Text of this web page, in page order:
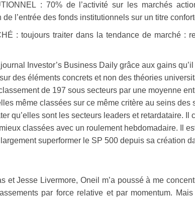
: 70% de l’activité sur les marchés
l’entrée des fonds institutionnels sur un titre
: toujours traiter dans la tendance de marché :
Investor’s Business Daily grâce aux gains
des éléments concrets et non des théories
de 197 sous secteurs par une moyenne
même classées sur ce même critère au seins des
qu’elles sont les secteurs leaders et retardataire. Il
classées avec un roulement hebdomadaire. Il
superformer le SP 500 depuis sa création
et Jesse Livermore, Oneil m’a poussé à me
par force relative et par momentum.